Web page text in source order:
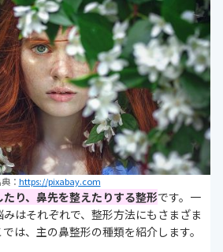
： https://pixabay.com
たり、鼻先を整えたりする整形です。一
はそれぞれで、整形方法にもさまざま
は、主の鼻整形の種類を紹介します。